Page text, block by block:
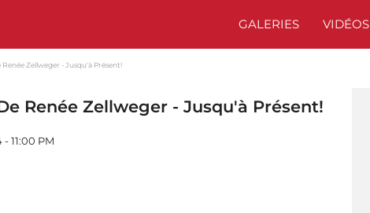
GALERIES VIDÉOS
Renée Zellweger - Jusqu'à Présent!
Renée Zellweger - Jusqu'à Présent!
- 11:00 PM